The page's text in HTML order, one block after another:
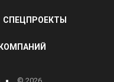
СПЕЦПРОЕКТЫ